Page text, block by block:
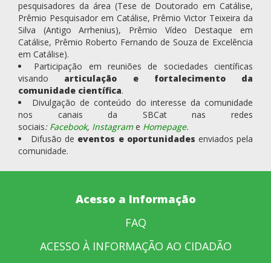
pesquisadores da área (Tese de Doutorado em Catálise,
Prêmio Pesquisador em Catálise, Prêmio Victor Teixeira da
Silva (Antigo Arrhenius), Prêmio Vídeo Destaque em
Catálise, Prêmio Roberto Fernando de Souza de Excelência
em Catálise).
Participação em reuniões de sociedades científicas
visando articulação e fortalecimento da
comunidade científica.
Divulgação de conteúdo do interesse da comunidade
nos canais da SBCat nas redes
sociais: Facebook, Instagrame Homepage.
Difusão de eventos e oportunidades enviados pela
comunidade.
Acesso a Informação
FAQ
ACESSO À INFORMAÇÃO AO CIDADÃO